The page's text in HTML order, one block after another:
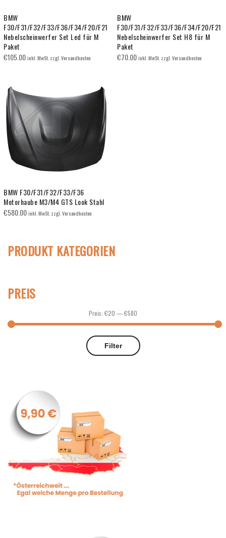
BMW
F30/F31/F32/F33/F36/F34/F20/F21
Nebelscheinwerfer Set Led für M
Paket
€105.00inkl. MwSt. zzgl. Versandkosten
BMW
F30/F31/F32/F33/F36/F34/F20/F21
Nebelscheinwerfer Set H8 für M
Paket
€70.00inkl. MwSt. zzgl. Versandkosten
BMW F30/F31/F32/F33/F36
Motorhaube M3/M4 GTS Look Stahl
€580.00inkl. MwSt. zzgl. Versandkosten
PRODUKT KATEGORIEN
PREIS
Min.
Preis
Max.
Preis
Filter
Preis: €20 —€580